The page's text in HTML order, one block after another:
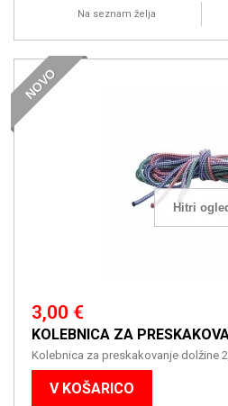
Na seznam želja
Hitri
NOVO
3,00 €
KOLEBNICA ZA
Kolebnica za preskakovanje dolžine
V KOŠARICO